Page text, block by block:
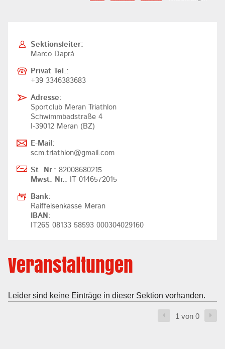
Sektionsleiter:
Marco Daprà
Privat Tel.:
+39 3346383683
Adresse:
Sportclub Meran Triathlon
Schwimmbadstraße 4
I-39012 Meran (BZ)
E-Mail:
scm.triathlon@gmail.com
St. Nr.: 82008680215
Mwst. Nr.:
IT 0146572015
Bank:
Raiffeisenkasse Meran
IBAN:
IT26S 08133 58593 000304029160
Veranstaltungen
Leider sind keine Einträge in dieser Sektion vorhanden.
1 von 0